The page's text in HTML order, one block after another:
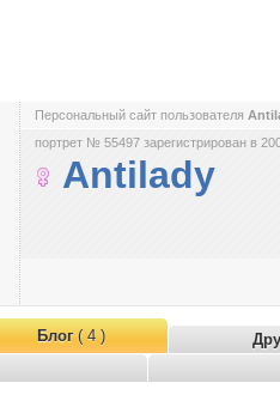
Персональный сайт пользователя
портрет № 55497 зарегистрирован в
Antilady
Блог( 4 )